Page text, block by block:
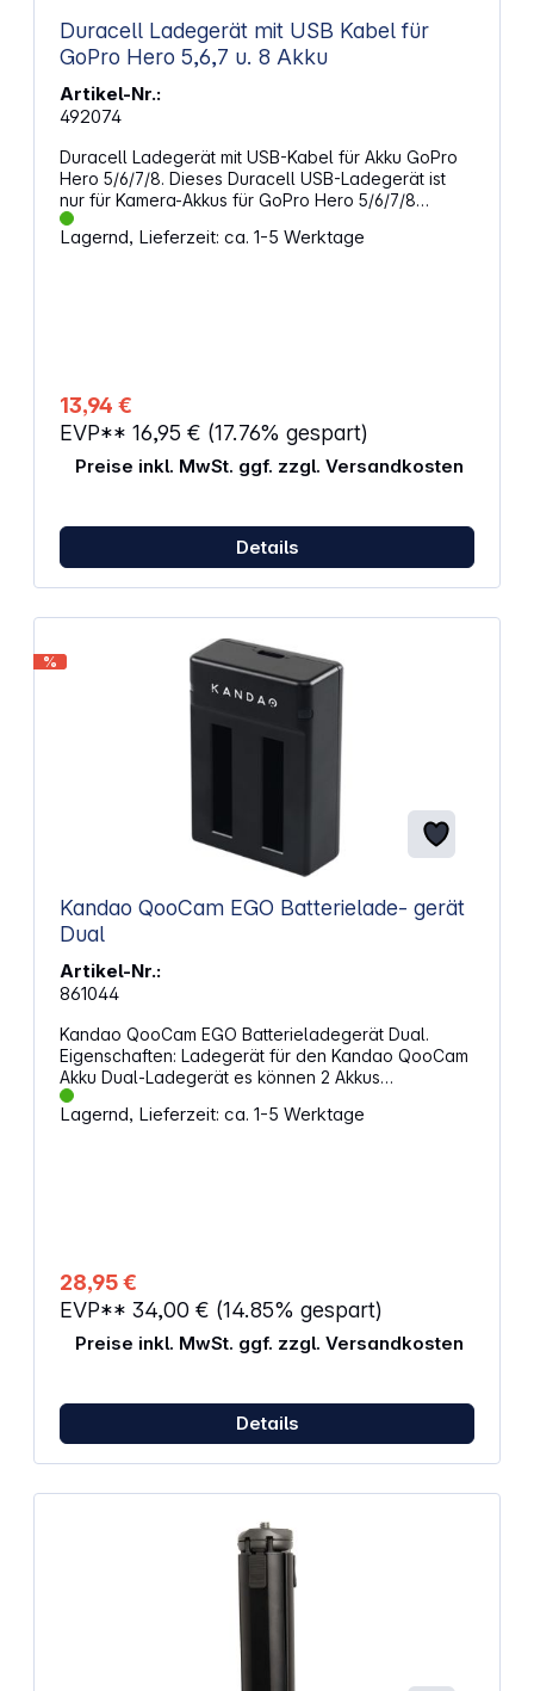
Duracell Ladegerät mit USB Kabel für
GoPro Hero 5,6,7 u. 8 Akku
Artikel-Nr.:
492074
Duracell Ladegerät mit USB-Kabel für Akku GoPro
Hero 5/6/7/8. Dieses Duracell USB-Ladegerät ist
nur für Kamera-Akkus für GoPro Hero 5/6/7/8
Kameras geeignet. Das Ladegerät ist extrem
kompakt, leicht und praktisch und wird über USB
Aufladen Schutz vor Überspannung, Überstrom und
Kurzschluss Duracell Kamera-Akkus sind separat
erhältlich.
Lagernd, Lieferzeit: ca. 1-5 Werktage
13,94 €
EVP** 16,95 € (17.76% gespart)
Preise inkl. MwSt. ggf. zzgl. Versandkosten
Details
%
Kandao QooCam EGO Batterielade- gerät
Dual
Artikel-Nr.:
861044
Kandao QooCam EGO Batterieladegerät Dual.
Eigenschaften: Ladegerät für den Kandao QooCam
Akku Dual-Ladegerät es können 2 Akkus
gleichzeitig geladen werden Anschluss: USB-C
Eingangsspannung: 5V / 2A Farbe: schwarz
Lagernd, Lieferzeit: ca. 1-5 Werktage
28,95 €
EVP** 34,00 € (14.85% gespart)
Preise inkl. MwSt. ggf. zzgl. Versandkosten
Details